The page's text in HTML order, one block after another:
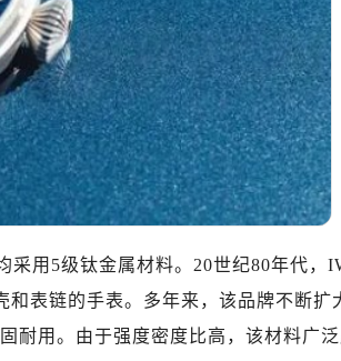
店）3层整层（需提前预约）
权店）1层整层（需提前预约）
店）1层整层（需提前预约）
17层17-B（需提前预约）
前预约）
03室（需提前预约）
约）
室（需提前预约）
室（需提前预约）
提前预约）
采用5级钛金属材料。20世纪80年代，
表链的手表。多年来，该品牌不断扩
耐用。由于强度密度比高，该材料广泛